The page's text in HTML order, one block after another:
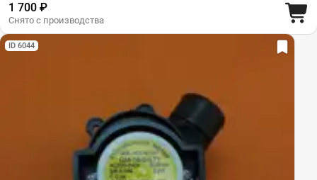
1 700 ₽
Снято с производства
ID 6044